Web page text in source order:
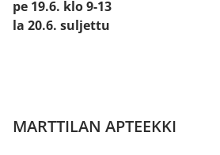
pe 19.6. klo 9-13
la 20.6. suljettu
MARTTILAN APTEEKKI